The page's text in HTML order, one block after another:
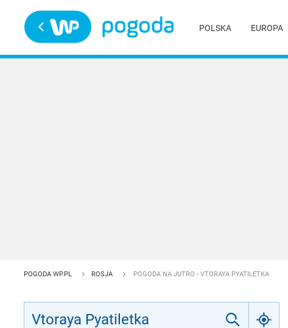
POLSKA EUROPA
POGODA WP.PL ROSJA POGODA NA JUTRO - VTORAYA PYATILETKA